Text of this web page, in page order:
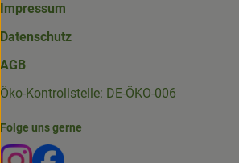
Impressum
Datenschutz
AGB
Öko-Kontrollstelle: DE-ÖKO-006
Folge uns gerne
Externer Link zu https://
Externer Link zu https://